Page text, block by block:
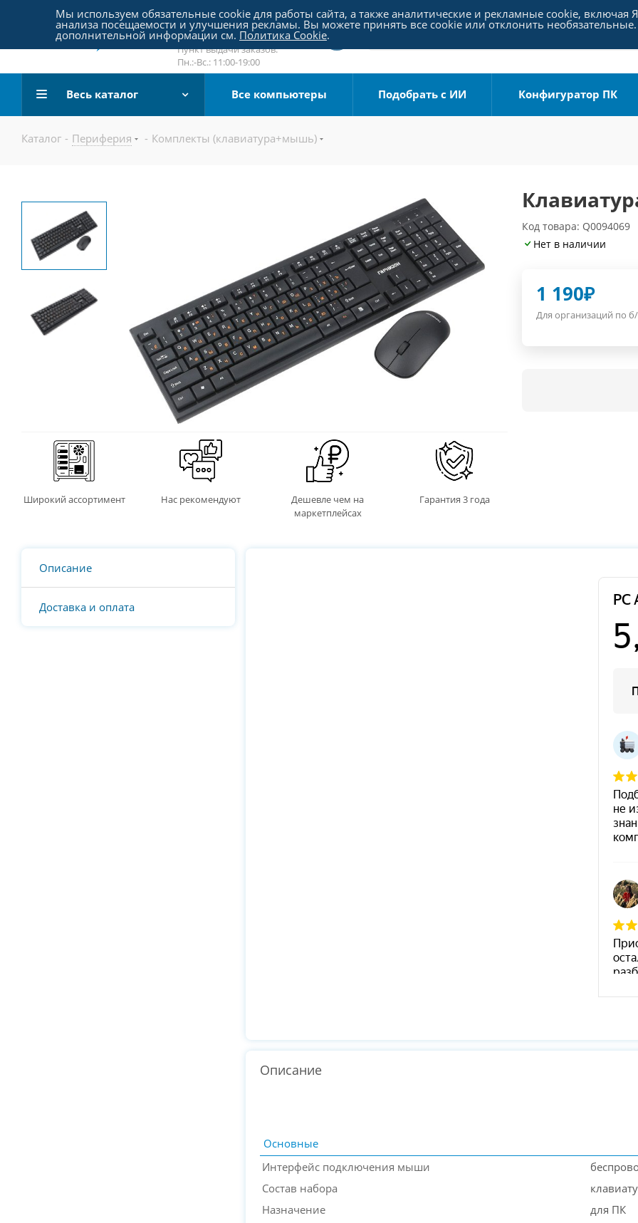
Пятницкое шоссе 18, пав. 267
email:sale@pc-arena.ru
Пн.:-Вс.: 10:00-20:00
Пункт выдачи заказов:
Пн.:-Вс.: 11:00-19:00
Весь каталог Все компьютеры Подобрать с ИИ Конфигуратор ПК
Каталог - Периферия - Комплекты (клавиатура+мышь)
Широкий ассортимент Нас рекомендуют
Дешевле чем на
маркетплейсах
Гарантия 3 года
Код товара: Q0094069
Нет в наличии
1 190₽
Для организаций по
Описание
Доставка и оплата
Описание
Основные
Интерфейс подключения мыши
Состав набора
Назначение
для ПК
Мы используем обязательные cookie для работы сайта, а также аналитические и рекламные cookie, включая
анализа посещаемости и улучшения рекламы. Вы можете принять все cookie или отклонить
дополнительной информации см. Политика Cookie.